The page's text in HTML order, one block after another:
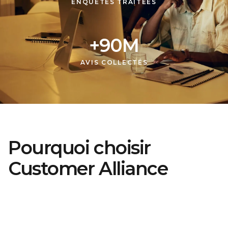
ENQUÊTES TRAITÉES
+90M
AVIS COLLECTÉS
Pourquoi choisir
Customer Alliance